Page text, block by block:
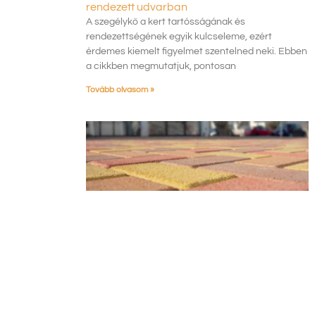
rendezett udvarban
A szegélykő a kert tartósságának és
rendezettségének egyik kulcseleme, ezért
érdemes kiemelt figyelmet szentelned neki. Ebben
a cikkben megmutatjuk, pontosan
Tovább olvasom »